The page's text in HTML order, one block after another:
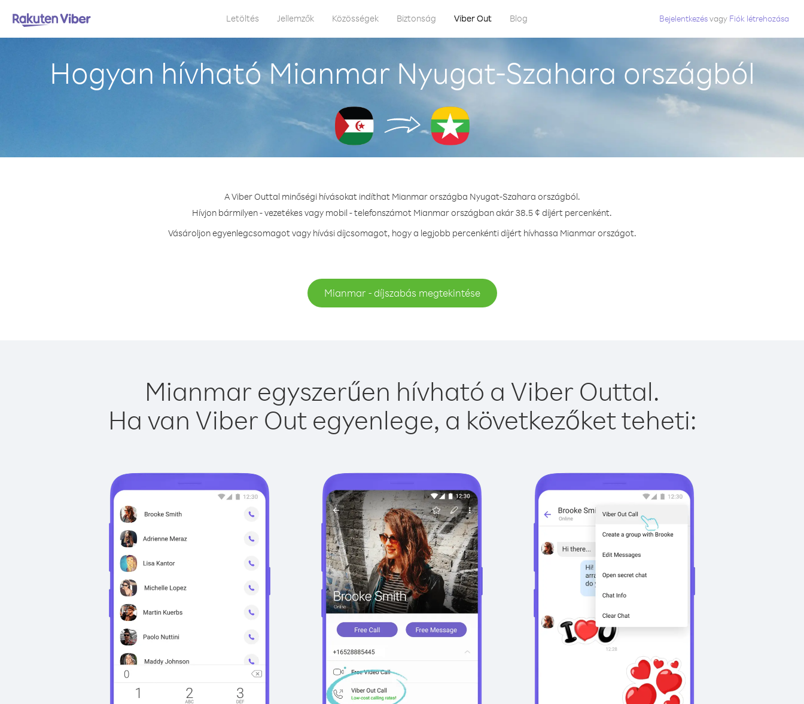
Letöltés Jellemzők Közösségek Biztonság Viber Out Blog Bejelentkezésvagy Fiók létrehozása
Hogyan hívható Mianmar Nyugat-Szahara országból
A Viber Outtal minőségi hívásokat indíthat Mianmar országba Nyugat-Szahara országból.
Hívjon bármilyen - vezetékes vagy mobil - telefonszámot Mianmar országban akár 38.5 ¢ díjért percenként.
Vásároljon egyenlegcsomagot vagy hívási díjcsomagot, hogy a legjobb percenkénti díjért hívhassa Mianmar országot.
Mianmar - díjszabás megtekintése
Mianmar egyszerűen hívható a Viber Outtal.
Ha van Viber Out egyenlege, a következőket teheti: